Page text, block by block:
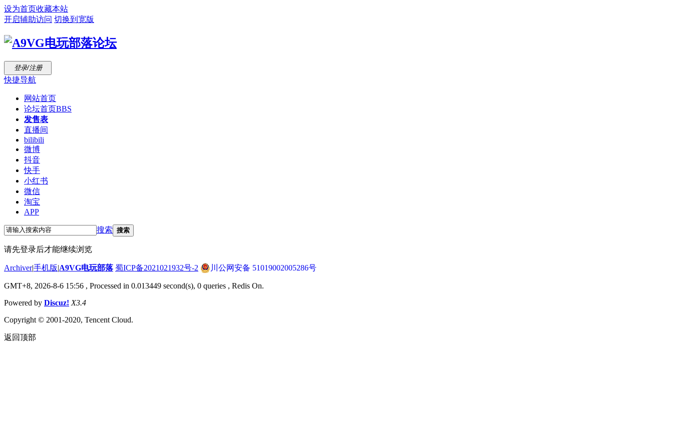
设为首页收藏本站
开启辅助访问 切换到宽版
登录/注册
快捷导航
网站首页
论坛首页BBS
发售表
直播间
bilibili
微博
抖音
快手
小红书
微信
淘宝
APP
搜索 搜索
请先登录后才能继续浏览
Archiver|手机版|A9VG电玩部落 蜀ICP备2021021932号-2 川公网安备 51019002005286号
GMT+8, 2026-8-6 15:56 , Processed in 0.013449 second(s), 0 queries , Redis On.
Powered by Discuz! X3.4
Copyright © 2001-2020, Tencent Cloud.
返回顶部